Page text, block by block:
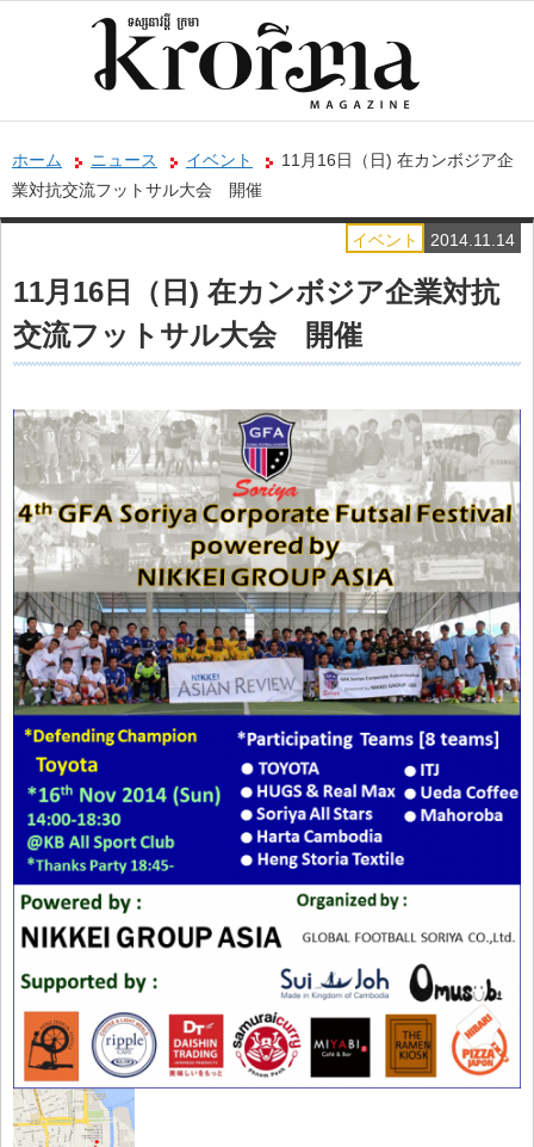
ホーム ニュース イベント
11月16日（日) 在カンボジア企
業対抗交流フットサル大会 開催
2014.11.14
イベント
11月16日（日) 在カンボジア企業対抗
交流フットサル大会 開催